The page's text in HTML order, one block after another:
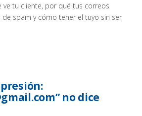
tu cliente, por qué tus correos
spam y cómo tener el tuyo sin ser
no dice